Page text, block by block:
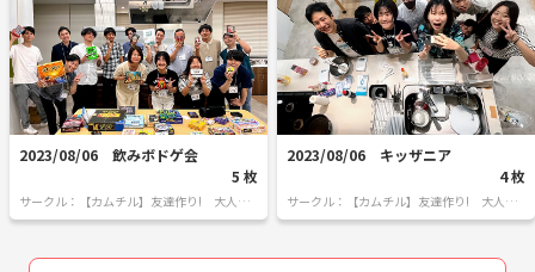
2023/08/06 飲みボドゲ会
5 枚
サークル：【カムチル】友達作り! 大人だ
けどはしゃぎたい ～カムバックチルドレン
2023/08/06 キッザニア
4 枚
サークル：【カムチル】友達作り! 大人だ
けどはしゃぎたい ～カムバックチルドレン